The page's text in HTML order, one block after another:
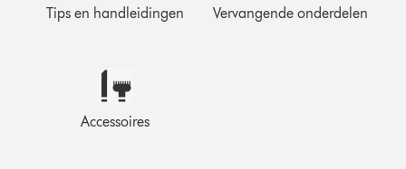
Tips en handleidingen Vervangende onderdelen
Accessoires